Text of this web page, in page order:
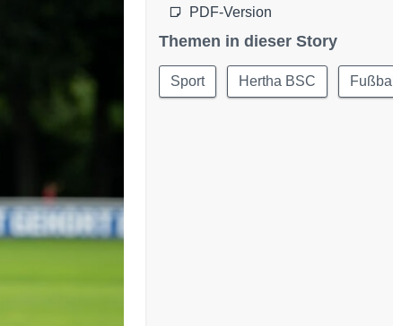
PDF-Version
Themen in dieser Story
Sport Hertha BSC Fußball